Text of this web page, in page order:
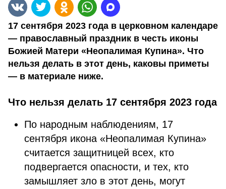
17 сентября 2023 года в церковном календаре
— православный праздник в честь иконы
Божией Матери «Неопалимая Купина». Что
нельзя делать в этот день, каковы приметы
— в материале ниже.
Что нельзя делать 17 сентября 2023 года
По народным наблюдениям, 17
сентября икона «Неопалимая Купина»
считается защитницей всех, кто
подвергается опасности, и тех, кто
замышляет зло в этот день, могут